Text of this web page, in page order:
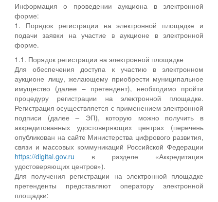
Информация о проведении аукциона в электронной
форме:
1. Порядок регистрации на электронной площадке и
подачи заявки на участие в аукционе в электронной
форме.
1.1. Порядок регистрации на электронной площадке
Для обеспечения доступа к участию в электронном
аукционе лицу, желающему приобрести муниципальное
имущество (далее – претендент), необходимо пройти
процедуру регистрации на электронной площадке.
Регистрация осуществляется с применением электронной
подписи (далее – ЭП), которую можно получить в
аккредитованных удостоверяющих центрах (перечень
опубликован на сайте Министерства цифрового развития,
связи и массовых коммуникаций Российской Федерации
https://digital.gov.ru в разделе «Аккредитация
удостоверяющих центров»).
Для получения регистрации на электронной площадке
претенденты представляют оператору электронной
площадки: